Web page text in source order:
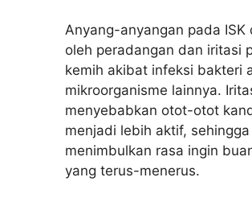
Anyang-anyangan pada ISK
oleh peradangan dan iritasi
kemih akibat infeksi bakteri
mikroorganisme lainnya.
menyebabkan otot-otot
menjadi lebih aktif, sehingga
menimbulkan rasa ingin
yang terus-menerus.